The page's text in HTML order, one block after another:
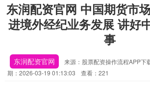
东润配资官网 中国期货市
进境外经纪业务发展 讲好
事
东润配资官网 来源：股票配资操作流程APP下
期：2026-03-19 01:13:03
查看：221